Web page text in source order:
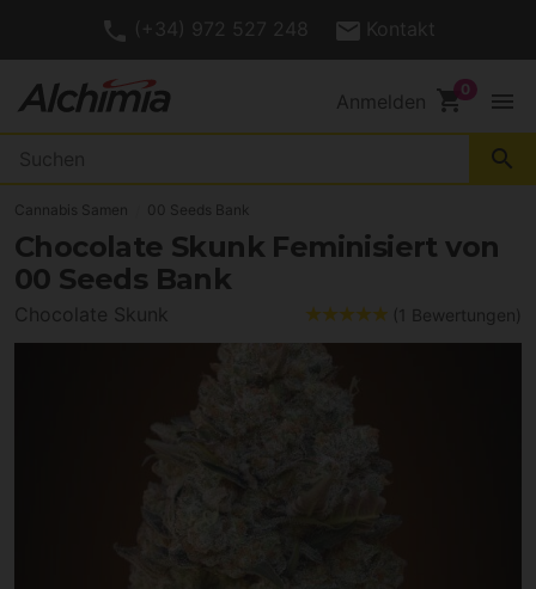
(+34) 972 527 248 Kontakt
Anmelden shopping_cart menu
search
Cannabis Samen 00 Seeds Bank
Chocolate Skunk Feminisiert von
00 Seeds Bank
Chocolate Skunk (1 Bewertungen)